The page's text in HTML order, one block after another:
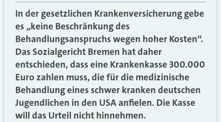
In der gesetzlichen Krankenversicherung gebe
es „keine Beschränkung des
Behandlungsanspruchs wegen hoher Kosten“.
Das Sozialgericht Bremen hat daher
entschieden, dass eine Krankenkasse 300.000
Euro zahlen muss, die für die medizinische
Behandlung eines schwer kranken deutschen
Jugendlichen in den USA anfielen. Die Kasse
will das Urteil nicht hinnehmen.